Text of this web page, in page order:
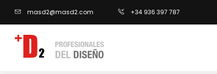
masd2@masd2.com +34 936 397 787